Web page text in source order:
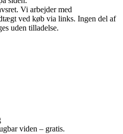
Vi arbejder med
ved køb via links. Ingen del af
uden tilladelse.
viden – gratis.